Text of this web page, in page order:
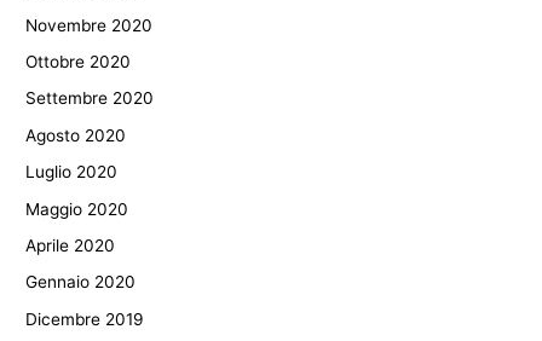
Novembre 2020
Ottobre 2020
Settembre 2020
Agosto 2020
Luglio 2020
Maggio 2020
Aprile 2020
Gennaio 2020
Dicembre 2019